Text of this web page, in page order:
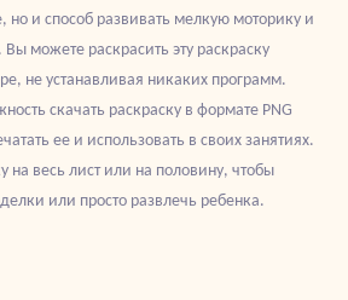
но и способ развивать мелкую моторику и
можете раскрасить эту раскраску
не устанавливая никаких программ.
скачать раскраску в формате PNG
ее и использовать в своих занятиях.
на весь лист или на половину, чтобы
или просто развлечь ребенка.